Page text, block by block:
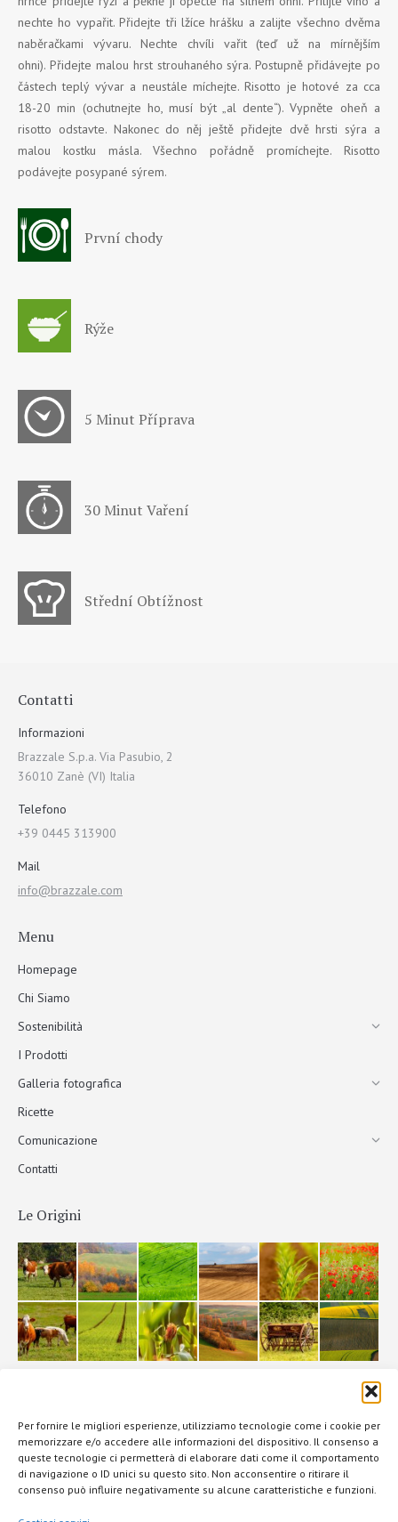
Per fornire le migliori esperienze, utilizziamo tecnologie come i cookie per
memorizzare e/o accedere alle informazioni del dispositivo. Il consenso a
queste tecnologie ci permetterà di elaborare dati come il comportamento
di navigazione o ID unici su questo sito. Non acconsentire o ritirare il
consenso può influire negativamente su alcune caratteristiche e funzioni.
nechte ho vypařit. Přidejte tři lžíce hrášku a zalijte všechno dvěma
naběračkami vývaru. Nechte chvíli vařit (teď už na mírnějším
ohni). Přidejte malou hrst strouhaného sýra. Postupně přidávejte po
částech teplý vývar a neustále míchejte. Risotto je hotové za cca
18-20 min (ochutnejte ho, musí být „al dente“). Vypněte oheň a
risotto odstavte. Nakonec do něj ještě přidejte dvě hrsti sýra a
malou kostku másla. Všechno pořádně promíchejte. Risotto
podávejte posypané sýrem.
První chody
Rýže
5 Minut Příprava
30 Minut Vaření
Střední Obtížnost
Contatti
Informazioni
Brazzale S.p.a. Via Pasubio, 2
36010 Zanè (VI) Italia
Telefono
+39 0445 313900
Mail
info@brazzale.com
Menu
Homepage
Chi Siamo
Sostenibilità
I Prodotti
Galleria fotografica
Ricette
Comunicazione
Contatti
Le Origini